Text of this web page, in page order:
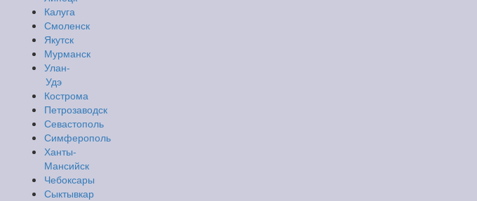
Калуга
Смоленск
Якутск
Мурманск
Улан-
Удэ
Кострома
Петрозаводск
Севастополь
Симферополь
Ханты-
Мансийск
Чебоксары
Сыктывкар